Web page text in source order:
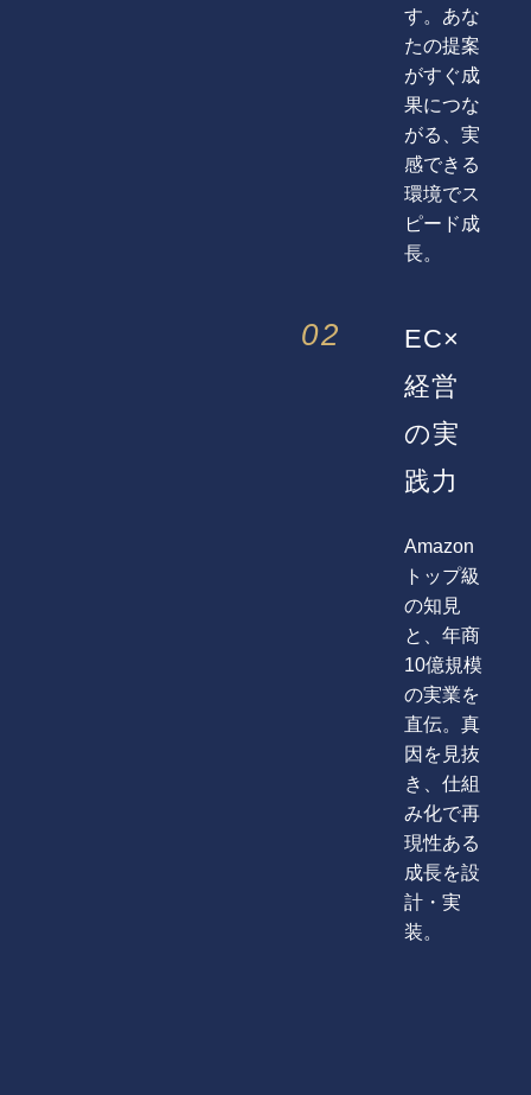
す。あな
たの提案
がすぐ成
果につな
がる、実
感できる
環境でス
ピード成
長。
02
EC×
経営
の実
践力
Amazon
トップ級
の知見
と、年商
10億規模
の実業を
直伝。真
因を見抜
き、仕組
み化で再
現性ある
成長を設
計・実
装。